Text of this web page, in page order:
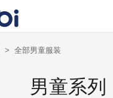
> 全部男童服装
男童系列